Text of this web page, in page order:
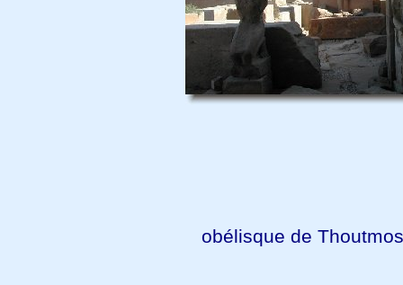
obélisque de